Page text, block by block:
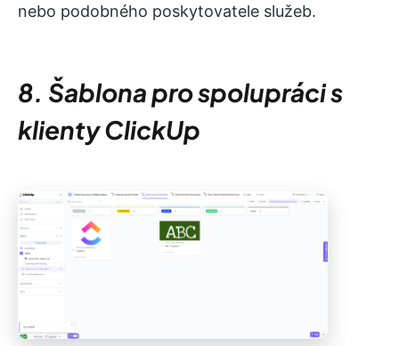
nebo podobného poskytovatele služeb.
8. Šablona pro spolupráci s
klienty ClickUp